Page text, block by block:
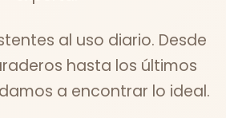
al uso diario. Desde
hasta los últimos
a encontrar lo ideal.